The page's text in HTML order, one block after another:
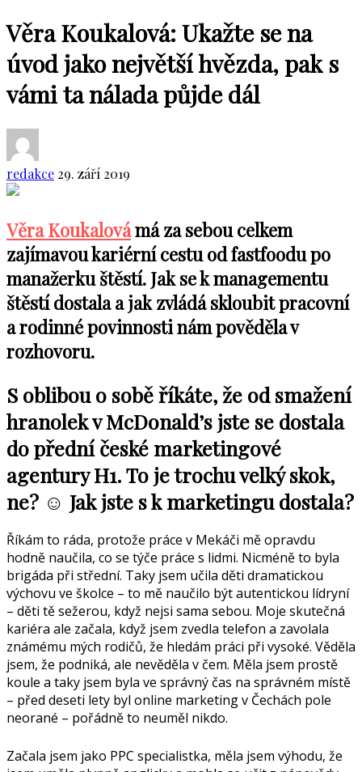
Věra Koukalová: Ukažte se na
úvod jako největší hvězda, pak s
vámi ta nálada půjde dál
redakce 29. září 2019
Věra Koukalovámá za sebou celkem
zajímavou kariérní cestu od fastfoodu po
manažerku štěstí. Jak se k managementu
štěstí dostala a jak zvládá skloubit pracovní
a rodinné povinnosti nám pověděla v
rozhovoru.
S oblibou o sobě říkáte, že od smažení
hranolek v McDonald’s jste se dostala
do přední české marketingové
agentury H1. To je trochu velký skok,
ne? ☺ Jak jste s k marketingu dostala?
Říkám to ráda, protože práce v Mekáči mě opravdu
hodně naučila, co se týče práce s lidmi. Nicméně to byla
brigáda při střední. Taky jsem učila děti dramatickou
výchovu ve školce – to mě naučilo být autentickou lídryní
– děti tě sežerou, když nejsi sama sebou. Moje skutečná
kariéra ale začala, když jsem zvedla telefon a zavolala
známému mých rodičů, že hledám práci při vysoké. Věděla
jsem, že podniká, ale nevěděla v čem. Měla jsem prostě
koule a taky jsem byla ve správný čas na správném místě
– před deseti lety byl online marketing v Čechách pole
neorané – pořádně to neuměl nikdo.
Začala jsem jako PPC specialistka, měla jsem výhodu, že